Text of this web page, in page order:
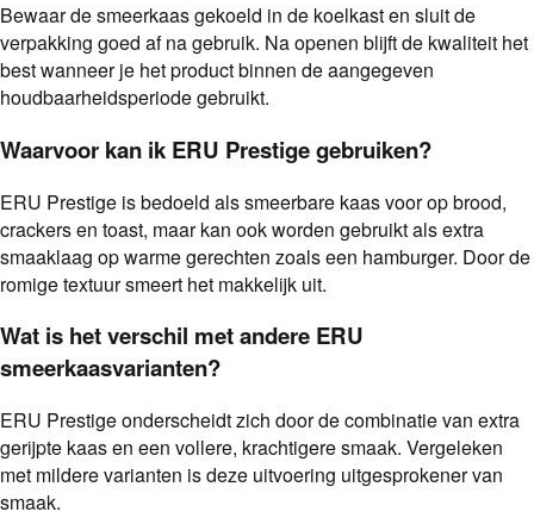
Bewaar de smeerkaas gekoeld in de koelkast en sluit de
verpakking goed af na gebruik. Na openen blijft de kwaliteit het
best wanneer je het product binnen de aangegeven
houdbaarheidsperiode gebruikt.
Waarvoor kan ik ERU Prestige gebruiken?
ERU Prestige is bedoeld als smeerbare kaas voor op brood,
crackers en toast, maar kan ook worden gebruikt als extra
smaaklaag op warme gerechten zoals een hamburger. Door de
romige textuur smeert het makkelijk uit.
Wat is het verschil met andere ERU
smeerkaasvarianten?
ERU Prestige onderscheidt zich door de combinatie van extra
gerijpte kaas en een vollere, krachtigere smaak. Vergeleken
met mildere varianten is deze uitvoering uitgesprokener van
smaak.